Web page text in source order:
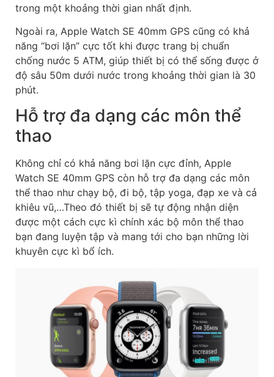
trong một khoảng thời gian nhất định.
Ngoài ra, Apple Watch SE 40mm GPS cũng có khả
năng “bơi lặn” cực tốt khi được trang bị chuẩn
chống nước 5 ATM, giúp thiết bị có thể sống được ở
độ sâu 50m dưới nước trong khoảng thời gian là 30
phút.
Hỗ trợ đa dạng các môn thể
thao
Không chỉ có khả năng bơi lặn cực đỉnh, Apple
Watch SE 40mm GPS còn hỗ trợ đa dạng các môn
thể thao như chạy bộ, đi bộ, tập yoga, đạp xe và cả
khiêu vũ,…Theo đó thiết bị sẽ tự động nhận diện
được một cách cực kì chính xác bộ môn thể thao
bạn đang luyện tập và mang tới cho bạn những lời
khuyên cực kì bổ ích.